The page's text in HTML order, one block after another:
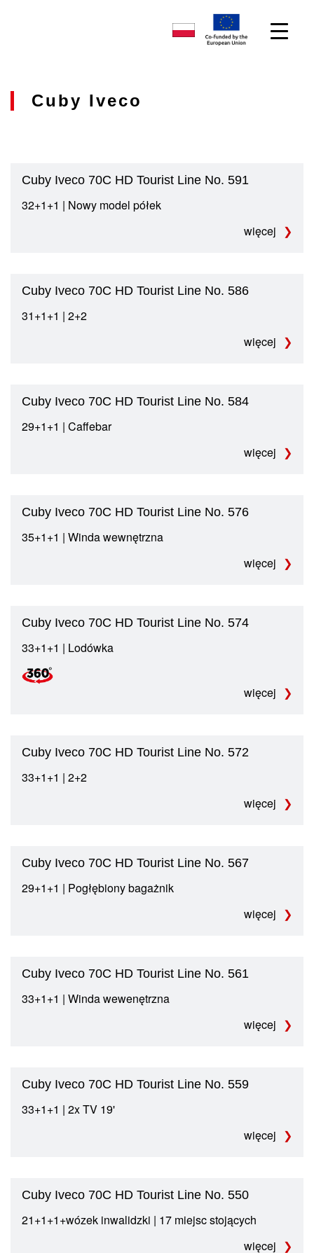
Cuby Iveco
Cuby Iveco 70C HD Tourist Line No. 591
32+1+1 | Nowy model półek
więcej
Cuby Iveco 70C HD Tourist Line No. 586
31+1+1 | 2+2
więcej
Cuby Iveco 70C HD Tourist Line No. 584
29+1+1 | Caffebar
więcej
Cuby Iveco 70C HD Tourist Line No. 576
35+1+1 | Winda wewnętrzna
więcej
Cuby Iveco 70C HD Tourist Line No. 574
33+1+1 | Lodówka
więcej
Cuby Iveco 70C HD Tourist Line No. 572
33+1+1 | 2+2
więcej
Cuby Iveco 70C HD Tourist Line No. 567
29+1+1 | Pogłębiony bagażnik
więcej
Cuby Iveco 70C HD Tourist Line No. 561
33+1+1 | Winda wewenętrzna
więcej
Cuby Iveco 70C HD Tourist Line No. 559
33+1+1 | 2x TV 19'
więcej
Cuby Iveco 70C HD Tourist Line No. 550
21+1+1+wózek inwalidzki | 17 miejsc stojących
więcej